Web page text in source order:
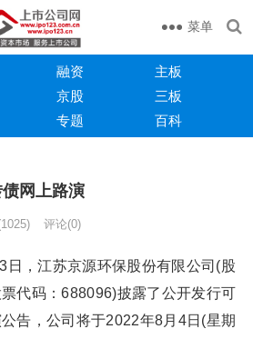
菜单
融资
主板
京股
三板
专题 百科
网上路演
评论(0)
日，江苏京源环保股份有限公司(股
代码：688096)披露了公开发行可
告，公司将于2022年8月4日(星期